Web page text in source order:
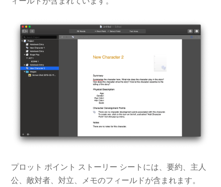
プロット ポイント ストーリー シートには、要約、主人
公、敵対者、対立、メモのフィールドが含まれます。